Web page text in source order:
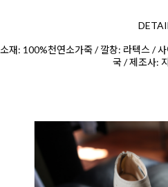
소재: 100%천연소가죽 / 깔창: 라텍스 /
국 / 제조사: